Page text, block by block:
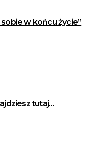
sobie w końcu życie”
tutaj…